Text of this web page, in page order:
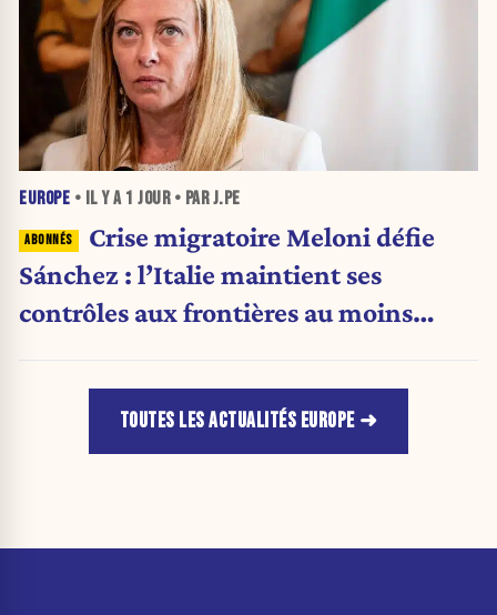
EUROPE • IL Y A 1 JOUR• PAR J.PE
Crise migratoire Meloni défie
Sánchez : l’Italie maintient ses
contrôles aux frontières au moins
TOUTES LES ACTUALITÉS EUROPE